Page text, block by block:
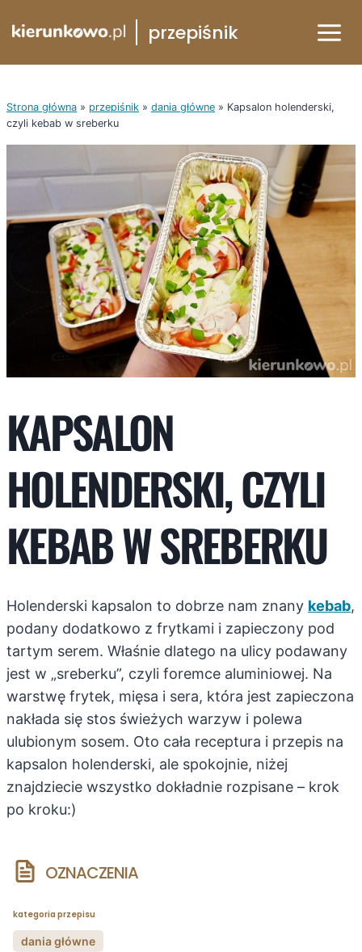
do
przepiśnik
Strona główna » przepiśnik » dania główne » Kapsalon holenderski,
czyli kebab w sreberku
KAPSALON
HOLENDERSKI, CZYLI
KEBAB W SREBERKU
Holenderski kapsalon to dobrze nam znany kebab,
podany dodatkowo z frytkami i zapieczony pod
tartym serem. Właśnie dlatego na ulicy podawany
jest w „sreberku”, czyli foremce aluminiowej. Na
warstwę frytek, mięsa i sera, która jest zapieczona
nakłada się stos świeżych warzyw i polewa
ulubionym sosem. Oto cała receptura i przepis na
kapsalon holenderski, ale spokojnie, niżej
znajdziecie wszystko dokładnie rozpisane – krok
po kroku:)
OZNACZENIA
kategoria przepisu
dania główne